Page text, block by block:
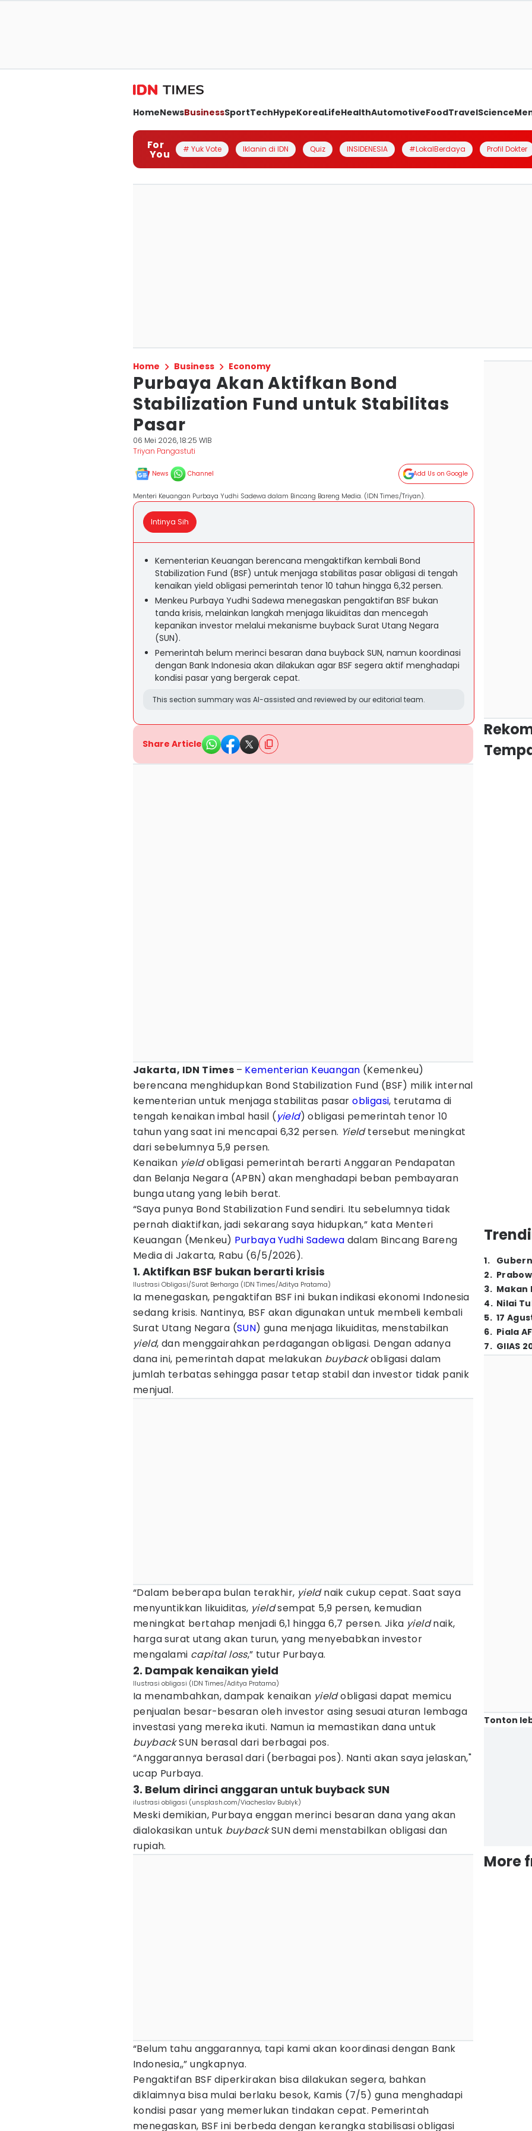
HomeNewsBusinessSportTechHypeKoreaLifeHealthAutomotiveFoodTravelScience
For
You # Yuk Vote Iklanin di IDN Quiz INSIDENESIA #LokalBerdaya Profil Dokter
Home Business Economy
Purbaya Akan Aktifkan Bond
Stabilization Fund untuk Stabilitas
Pasar
06 Mei 2026, 18:25 WIB
Triyan Pangastuti
News Channel Add Us on Google
Menteri Keuangan Purbaya Yudhi Sadewa dalam Bincang Bareng Media. (IDN Times/Triyan).
Intinya Sih
Kementerian Keuangan berencana mengaktifkan kembali Bond
Stabilization Fund (BSF) untuk menjaga stabilitas pasar obligasi di tengah
kenaikan yield obligasi pemerintah tenor 10 tahun hingga 6,32 persen.
Menkeu Purbaya Yudhi Sadewa menegaskan pengaktifan BSF bukan
tanda krisis, melainkan langkah menjaga likuiditas dan mencegah
kepanikan investor melalui mekanisme buyback Surat Utang Negara
(SUN).
Pemerintah belum merinci besaran dana buyback SUN, namun koordinasi
dengan Bank Indonesia akan dilakukan agar BSF segera aktif menghadapi
kondisi pasar yang bergerak cepat.
This section summary was AI-assisted and reviewed by our editorial team.
Share Article
Jakarta, IDN Times – Kementerian Keuangan (Kemenkeu)
berencana menghidupkan Bond Stabilization Fund (BSF) milik internal
kementerian untuk menjaga stabilitas pasarobligasi, terutama di
tengah kenaikan imbal hasil (yield) obligasi pemerintah tenor 10
tahun yang saat ini mencapai 6,32 persen. Yieldtersebut meningkat
dari sebelumnya 5,9 persen.
Kenaikan yieldobligasi pemerintah berarti Anggaran Pendapatan
dan Belanja Negara (APBN) akan menghadapi beban pembayaran
bunga utang yang lebih berat.
“Saya punya Bond Stabilization Fund sendiri. Itu sebelumnya tidak
pernah diaktifkan, jadi sekarang saya hidupkan,” kata Menteri
Keuangan (Menkeu) Purbaya Yudhi Sadewa dalam Bincang Bareng
Media di Jakarta, Rabu (6/5/2026).
1. Aktifkan BSF bukan berarti krisis
Ilustrasi Obligasi/Surat Berharga (IDN Times/Aditya Pratama)
Ia menegaskan, pengaktifan BSF ini bukan indikasi ekonomi Indonesia
sedang krisis. Nantinya, BSF akan digunakan untuk membeli kembali
Surat Utang Negara (SUN) guna menjaga likuiditas, menstabilkan
yield, dan menggairahkan perdagangan obligasi. Dengan adanya
dana ini, pemerintah dapat melakukan buybackobligasi dalam
jumlah terbatas sehingga pasar tetap stabil dan investor tidak panik
menjual.
“Dalam beberapa bulan terakhir, yieldnaik cukup cepat. Saat saya
menyuntikkan likuiditas, yieldsempat 5,9 persen, kemudian
meningkat bertahap menjadi 6,1 hingga 6,7 persen. Jika yieldnaik,
harga surat utang akan turun, yang menyebabkan investor
mengalami capital loss,” tutur Purbaya.
2. Dampak kenaikan yield
Ilustrasi obligasi (IDN Times/Aditya Pratama)
Ia menambahkan, dampak kenaikan yieldobligasi dapat memicu
penjualan besar-besaran oleh investor asing sesuai aturan lembaga
investasi yang mereka ikuti. Namun ia memastikan dana untuk
buybackSUN berasal dari berbagai pos.
“Anggarannya berasal dari (berbagai pos). Nanti akan saya jelaskan,"
ucap Purbaya.
3. Belum dirinci anggaran untuk buyback SUN
ilustrasi obligasi (unsplash.com/Viacheslav Bublyk)
Meski demikian, Purbaya enggan merinci besaran dana yang akan
dialokasikan untuk buybackSUN demi menstabilkan obligasi dan
rupiah.
“Belum tahu anggarannya, tapi kami akan koordinasi dengan Bank
Indonesia,,” ungkapnya.
Pengaktifan BSF diperkirakan bisa dilakukan segera, bahkan
diklaimnya bisa mulai berlaku besok, Kamis (7/5) guna menghadapi
kondisi pasar yang memerlukan tindakan cepat. Pemerintah
menegaskan, BSF ini berbeda dengan kerangka stabilisasi obligasi
1.
2.
3. Makan
4. Nilai
5. 17
6. Piala
7. GIIAS
Tonton
More